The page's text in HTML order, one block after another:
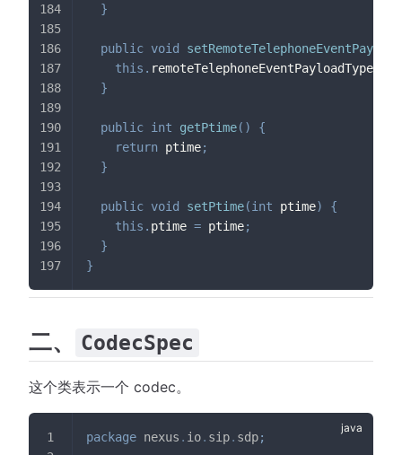
}
public void
this . remoteTelephoneEventPayloadType
}
public int getPtime( )
{
return ptime;
}
public void setPtime(int ptime)
{
this . ptime = ptime;
}
}
二、 CodecSpec
这个类表示一个 codec。
package nexus . io. sip. sdp;